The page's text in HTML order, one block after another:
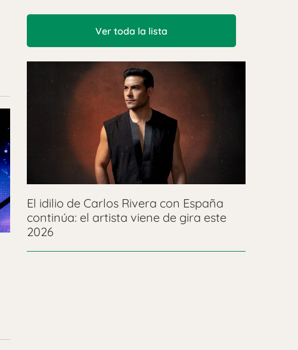
Ver toda la lista
El idilio de Carlos Rivera con España
continúa: el artista viene de gira este
2026